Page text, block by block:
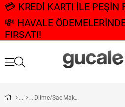
💳 KREDİ KARTI İLE PEŞİN
💸 HAVALE
FIRSATI!
Dilme/Sac Makasları